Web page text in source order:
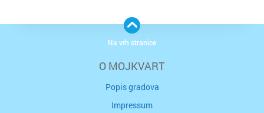
O MOJKVART
Popis gradova
Impressum
Na vrh stranice